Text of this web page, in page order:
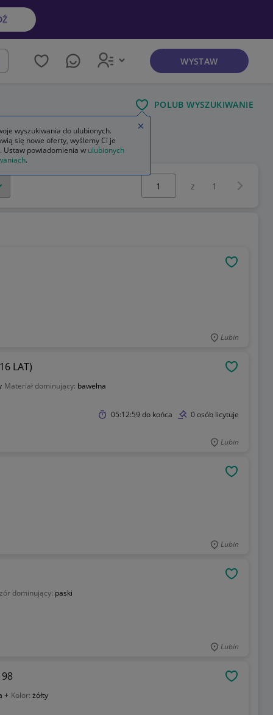
WYSTAW
POLUB WYSZUKIWANIE
Wybierz stronę:
z 1
Lubin
LAT)
Materiał dominujący: bawełna
05:12:59 do końca 0 osób licytuje
Lubin
Lubin
dominujący: paski
Lubin
+ Kolor: żółty
wyszukiwania do ulubionych.
się nowe oferty, wyślemy Ci je
Ustaw powiadomienia w ulubionych
.
Zamknij wskazówkę